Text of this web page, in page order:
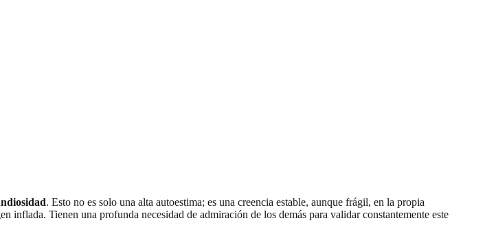
. Esto no es solo una alta autoestima; es una creencia estable, aunque frágil, en la propia
Tienen una profunda necesidad de admiración de los demás para validar constantemente este